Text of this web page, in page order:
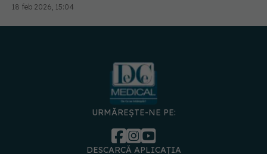
18 feb 2026, 15:04
URMĂREȘTE-NE PE:
DESCARCĂ APLICAȚIA